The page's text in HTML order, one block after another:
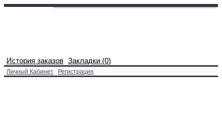
История заказов Закладки (0)
Личный Кабинет Регистрация